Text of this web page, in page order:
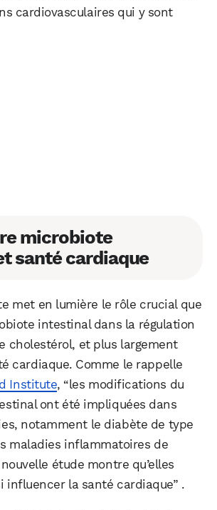
cardiovasculaires qui y sont
microbiote
santé cardiaque
met en lumière le rôle crucial que
intestinal dans la régulation
cholestérol, et plus largement
cardiaque. Comme le rappelle
Institute, “les modifications du
ont été impliquées dans
notamment le diabète de type
maladies inflammatoires de
étude montre qu’elles
influencer la santé cardiaque” .